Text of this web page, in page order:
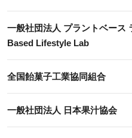
一般社団法人 プラントベース
Based Lifestyle Lab
全国飴菓子工業協同組合
一般社団法人 日本果汁協会